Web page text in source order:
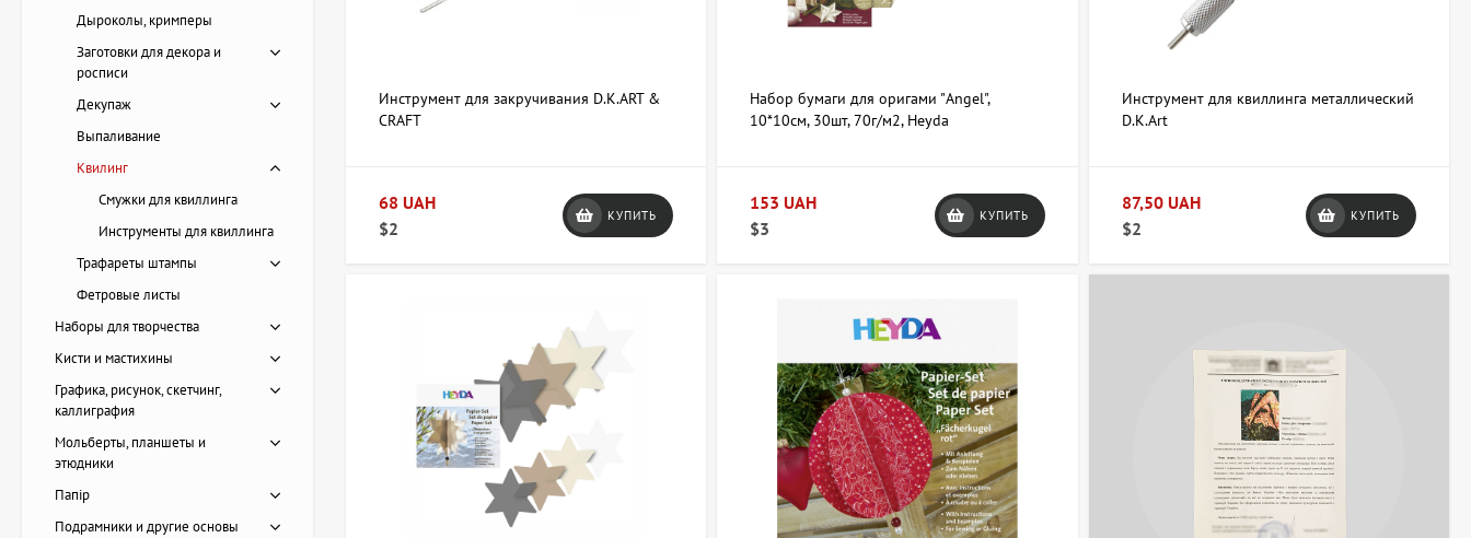
+38 063 247 8102 +38 063 247 8102
Инструмент для закручивания D.K.ART &
CRAFT
68 UAH
$2
КУПИТЬ
Набор бумаги для оригами "Angel",
10*10см, 30шт, 70г/м2, Heyda
153 UAH
$3
КУПИТЬ
Инструмент для квиллинга металлический
D.K.Art
87,50 UAH
$2
КУПИТЬ
Дыроколы, кримперы
Заготовки для декора и
росписи
Декупаж
Выпаливание
Квилинг
Смужки для квиллинга
Инструменты для квиллинга
Трафареты штампы
Фетровые листы
Наборы для творчества
Кисти и мастихины
Графика, рисунок, скетчинг,
каллиграфия
Мольберты, планшеты и
этюдники
Папір
Подрамники и другие основы